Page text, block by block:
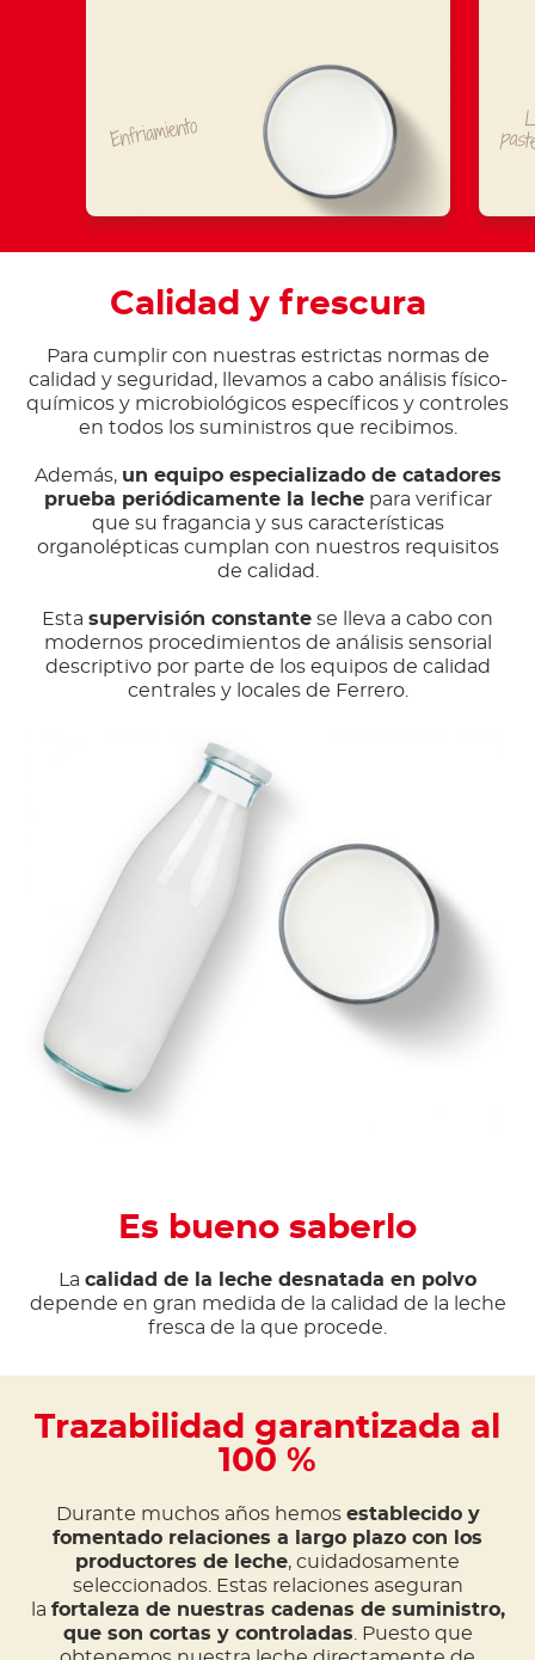
Enfriamiento
Calidad y frescura
Para cumplir con nuestras estrictas normas de
calidad y seguridad, llevamos a cabo análisis físico-
químicos y microbiológicos específicos y controles
en todos los suministros que recibimos.
Además, un equipo especializado de catadores
prueba periódicamente la lechepara verificar
que su fragancia y sus características
organolépticas cumplan con nuestros requisitos
de calidad.
Esta supervisión constante se lleva a cabo con
modernos procedimientos de análisis sensorial
descriptivo por parte de los equipos de calidad
centrales y locales de Ferrero.
Es bueno saberlo
La calidad de la leche desnatada en polvo
depende en gran medida de la calidad de la leche
fresca de la que procede.
Trazabilidad garantizada al
100 %
Durante muchos años hemos establecido y
fomentado relaciones a largo plazo con los
productores de leche, cuidadosamente
seleccionados. Estas relaciones aseguran
la fortaleza de nuestras cadenas de suministro,
que son cortas y controladas . Puesto que